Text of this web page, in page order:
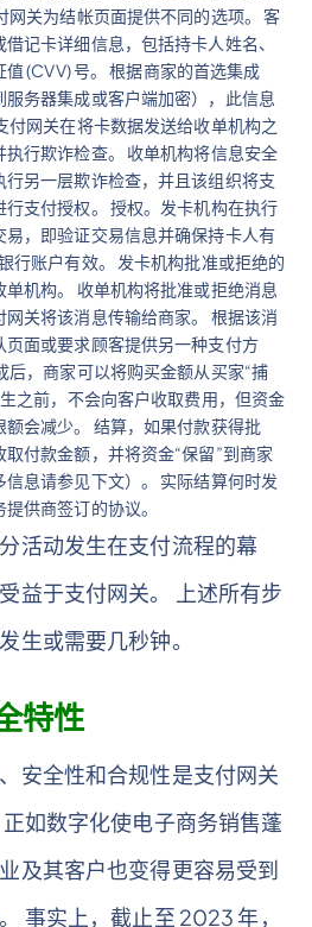
网关为结帐页面提供不同的选项。 客
记卡详细信息，包括持卡人姓名、
(CVV) 号。 根据商家的首选集成
服务器集成或客户端加密），此信息
付网关在将卡数据发送给收单机构之
行欺诈检查。 收单机构将信息安全
另一层欺诈检查，并且该组织将支
支付授权。 授权。发卡机构在执行
，即验证交易信息并确保持卡人有
行账户有效。 发卡机构批准或拒绝的
机构。 收单机构将批准或拒绝消息
关将该消息传输给商家。 根据该消
面或要求顾客提供另一种支付方
后，商家可以将购买金额从买家“捕
之前，不会向客户收取费用，但资金
会减少。 结算，如果付款获得批
付款金额，并将资金“保留”到商家
息请参见下文）。 实际结算何时发
供商签订的协议。
活动发生在支付流程的幕
益于支付网关。 上述所有步
生或需要几秒钟。
特性
安全性和合规性是支付网关
如数字化使电子商务销售蓬
及其客户也变得更容易受到
事实上，截止至 2023 年，